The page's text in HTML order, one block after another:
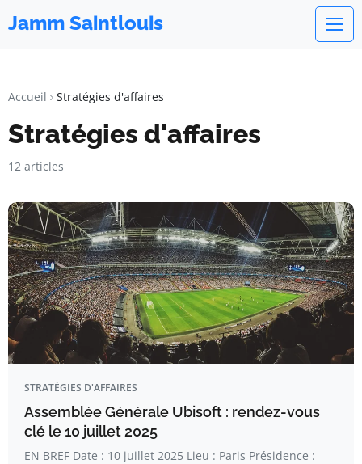
Jamm Saintlouis
Accueil Stratégies d'affaires
Stratégies d'affaires
12 articles
STRATÉGIES D'AFFAIRES
Assemblée Générale Ubisoft : rendez-vous
clé le 10 juillet 2025
EN BREF Date : 10 juillet 2025 Lieu : Paris Présidence :